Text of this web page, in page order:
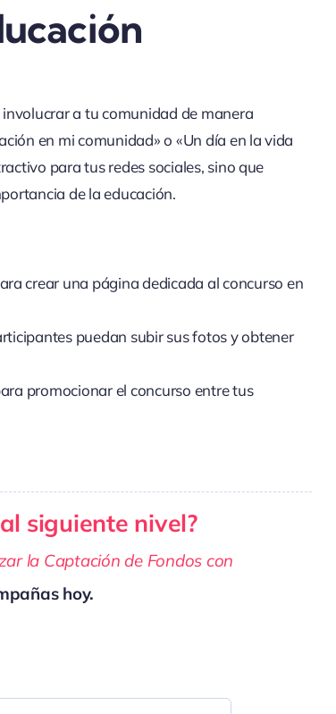
a tu comunidad de manera
en mi comunidad» o «Un día en la vida
para tus redes sociales, sino que
de la educación.
crear una página dedicada al concurso en
puedan subir sus fotos y obtener
promocionar el concurso entre tus
siguiente nivel?
la Captación de Fondos con
hoy.